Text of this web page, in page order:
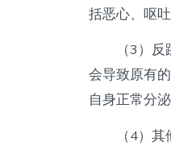
括恶心、呕
（3）
会导致原有
自身正常分
（4）